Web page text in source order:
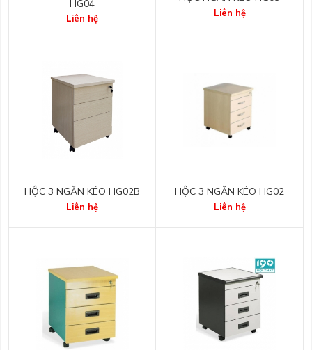
HG04
Liên hệ Liên hệ
HỘC 3 NGĂN KÉO HG02B
Liên hệ
HỘC 3 NGĂN KÉO HG02
Liên hệ